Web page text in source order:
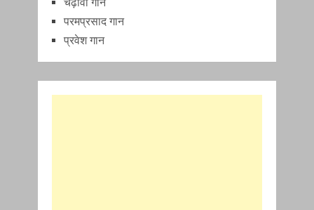
परमप्रसाद गान
प्रवेश गान